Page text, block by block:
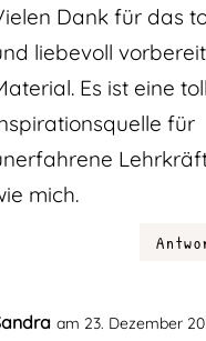
Dank für das
liebevoll
Es ist eine
für
mich.
am 23. Dezember